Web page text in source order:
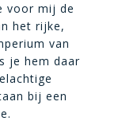
voor mij de
het rijke,
van
je hem daar
bij een